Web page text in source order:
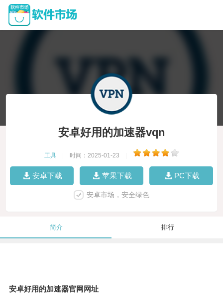
安卓好用的加速器vqn
工具 时间：2025-01-23
安卓下载 苹果下载 PC下载
安卓市场，安全绿色
简介 排行
安卓好用的加速器官网网址